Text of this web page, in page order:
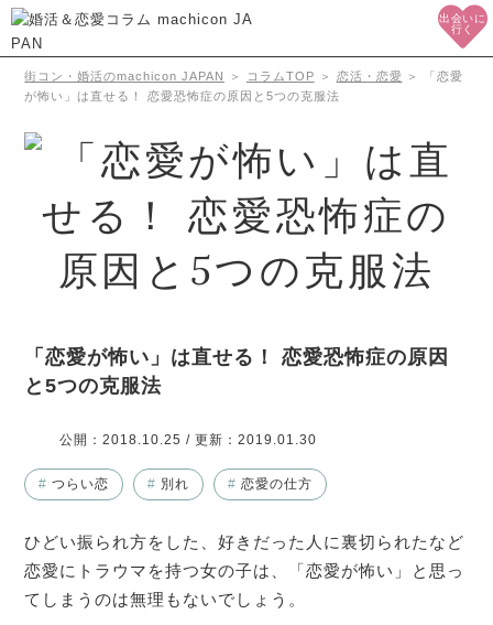
出会いに
行く
街コン・婚活のmachicon JAPAN ＞ コラムTOP ＞ 恋活・恋愛 ＞
「恋愛
が怖い」は直せる！ 恋愛恐怖症の原因と5つの克服法
「恋愛が怖い」は直せる！ 恋愛恐怖症の原因
と5つの克服法
公開：2018.10.25 / 更新： 2019.01.30
# つらい恋 # 別れ # 恋愛の仕方
ひどい振られ方をした、好きだった人に裏切られたなど
恋愛にトラウマを持つ女の子は、「恋愛が怖い」と思っ
てしまうのは無理もないでしょう。